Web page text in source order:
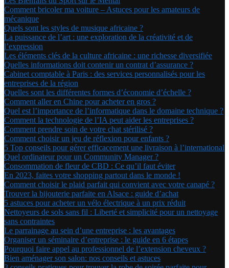
Comment bricoler ma voiture – Astuces pour les amateurs de
mécanique
Quels sont les styles de musique africaine ?
La puissance de l’art : une exploration de la créativité et de
l’expression
Les éléments clés de la culture africaine : une richesse diversifiée
Quelles informations doit contenir un contrat d’assurance ?
Cabinet comptable à Paris : des services personnalisés pour les
entreprises de la région
Quelles sont les différentes formes d’économie d’échelle ?
Comment aller en Chine pour acheter en gros ?
Quel est l’importance de l’informatique dans le domaine technique ?
Comment la technologie de l’IA peut aider les entreprises ?
Comment prendre soin de votre chat stérilisé ?
Comment choisir un jeu de réflexion pour enfants ?
5 Top conseils pour gérer efficacement une livraison à l’international
Quel ordinateur pour un Community Manager ?
Consommation de fleur de CBD : Ce qu’il faut éviter
En 2023, faites votre shopping partout dans le monde !
Comment choisir le plaid parfait qui convient avec votre canapé ?
Trouver la bijouterie parfaite en Alsace : guide d’achat
5 astuces pour acheter un vélo électrique à un prix réduit
Nettoyeurs de sols sans fil : Liberté et simplicité pour un nettoyage
sans contraintes
Le parrainage au sein d’une entreprise : les avantages
Organiser un séminaire d’entreprise : le guide en 6 étapes
Pourquoi faire appel au professionnel de l’extension cheveux ?
Bien aménager son salon: nos conseils et astuces